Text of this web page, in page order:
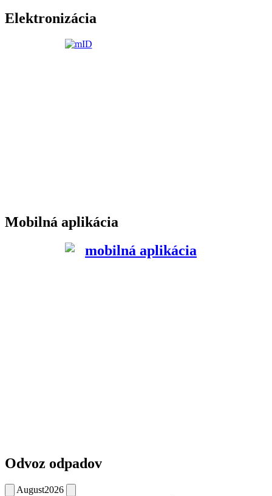
Elektronizácia
Mobilná aplikácia
Odvoz odpadov
August2026